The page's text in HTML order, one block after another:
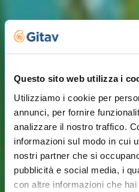
Questo sito web utilizza i
Utilizziamo i cookie per
annunci, per fornire
analizzare il nostro traffico.
informazioni sul modo in cui
nostri partner che si
pubblicità e social media, i
con altre informazioni che